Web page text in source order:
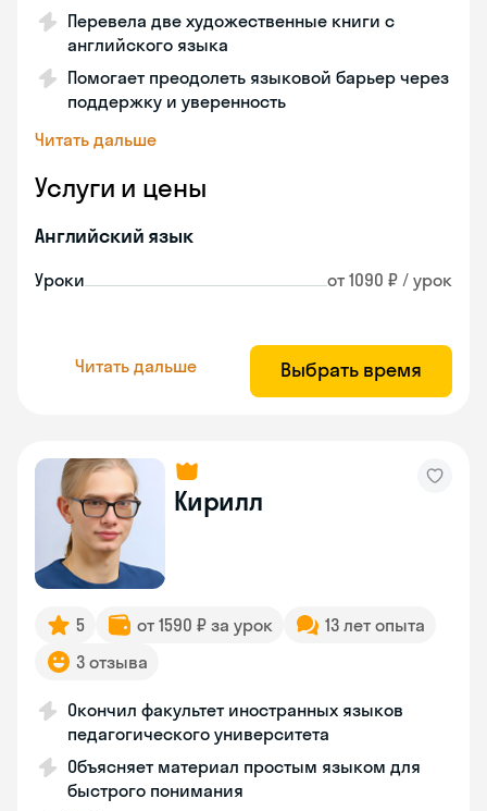
Перевела две художественные книги с
английского языка
Помогает преодолеть языковой барьер через
поддержку и уверенность
Читать дальше
Услуги и цены
Английский язык
Уроки от 1090 ₽ / урок
Читать дальше Выбрать время
Кирилл
5 от 1590 ₽ за урок
13 лет опыта
3 отзыва
Окончил факультет иностранных языков
педагогического университета
Объясняет материал простым языком для
быстрого понимания